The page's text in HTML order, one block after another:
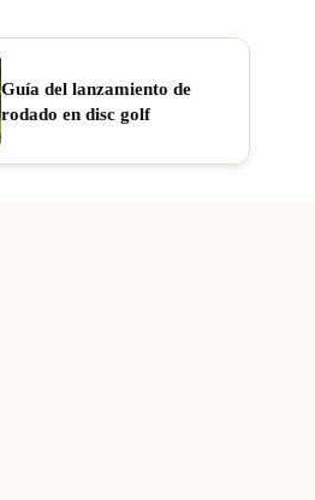
Guía del lanzamiento de
rodado en disc golf